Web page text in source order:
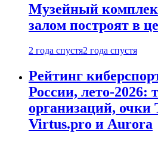
Музейный
залом построят в
2 года спустя2 года спустя
Рейтинг
России, лето-2026:
организаций, очки
Virtus.pro и Aurora